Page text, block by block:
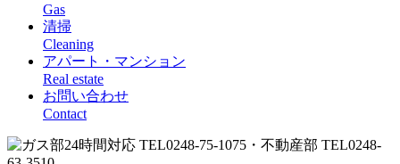
Gas
清掃
Cleaning
アパート・マンション
Real estate
お問い合わせ
Contact